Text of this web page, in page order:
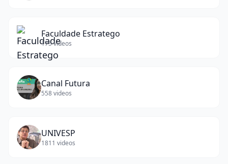
Faculdade Estratego
175videos
Canal Futura
558videos
UNIVESP
1811 videos